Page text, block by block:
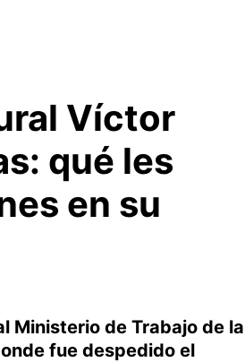
Víctor
qué les
en su
Ministerio de Trabajo de la
fue despedido el